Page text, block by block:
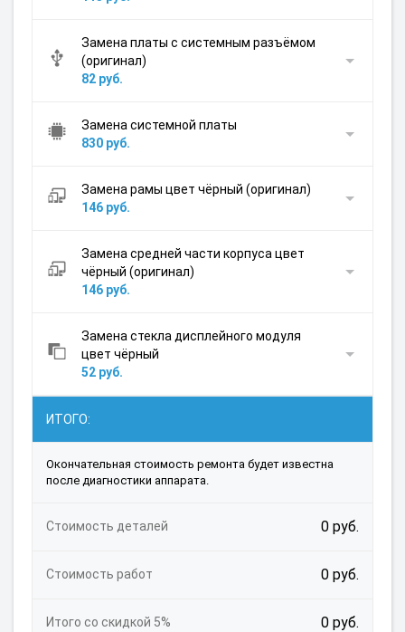
Замена платы с системным разъёмом
(оригинал)
82 руб.
Замена системной платы
830 руб.
Замена рамы цвет чёрный (оригинал)
146 руб.
Замена средней части корпуса цвет
чёрный (оригинал)
146 руб.
Замена стекла дисплейного модуля
цвет чёрный
52 руб.
ИТОГО:
Окончательная стоимость ремонта будет известна
после диагностики аппарата.
0 руб.
Стоимость деталей
0 руб.
Стоимость работ
0 руб.
Итого со скидкой 5%